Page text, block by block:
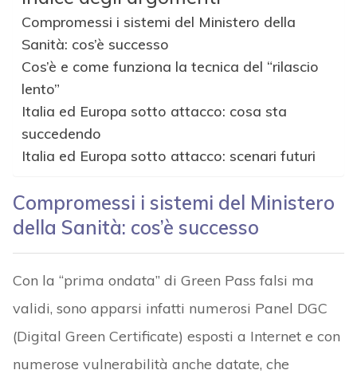
Compromessi i sistemi del Ministero della
Sanità: cos’è successo
Cos’è e come funziona la tecnica del “rilascio
lento”
Italia ed Europa sotto attacco: cosa sta
succedendo
Italia ed Europa sotto attacco: scenari futuri
Compromessi i sistemi del Ministero
della Sanità: cos’è successo
Con la “prima ondata” di Green Pass falsi ma
validi, sono apparsi infatti numerosi Panel DGC
(Digital Green Certificate) esposti a Internet e con
numerose vulnerabilità anche datate, che